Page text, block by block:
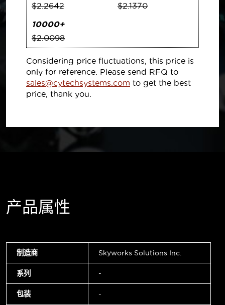
$2.2642
$2.1370
10000+
$2.0098
Considering price fluctuations, this price is
only for reference. Please send RFQ to
sales@cytechsystems.com to get the best
price, thank you.
产品属性
制造商 Skyworks Solutions Inc.
系列 -
包装 -